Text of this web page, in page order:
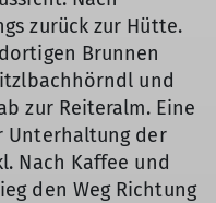
zurück zur Hütte.
Brunnen
und
zur Reiteralm. Eine
Unterhaltung der
Nach Kaffee und
den Weg Richtung